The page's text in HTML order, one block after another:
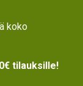
koko
tilauksille!